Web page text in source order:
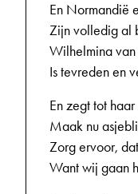
En Normandië
Zijn volledig al
Wilhelmina
Is tevreden en
En zegt tot
Maak nu
Zorg ervoor,
Want wij gaan